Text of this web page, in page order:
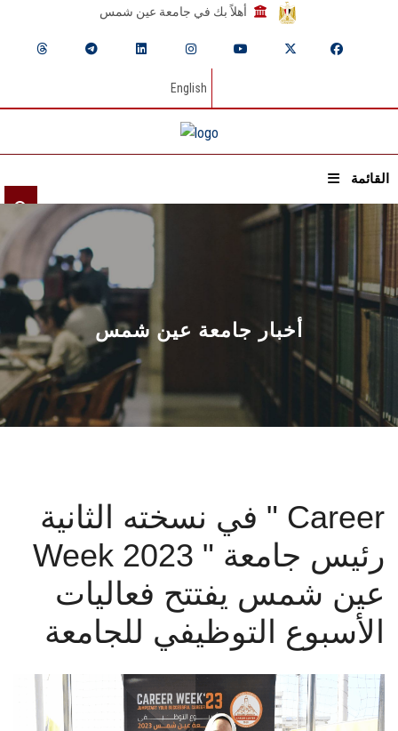
أهلاً بك في جامعة عين شمس
English
القائمة
الرئيسيـة
عن الجامعة
القطاعـات
الشئون الأكاديمية
البحث العلمي
المراكز والوحدات
الأنظمة الذكية
الطلاب
أخبار جامعة عين شمس
في نسخته الثانية " Career
Week 2023 " رئيس جامعة
عين شمس يفتتح فعاليات
الأسبوع التوظيفي للجامعة